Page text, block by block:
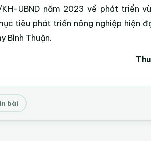
UBND năm 2023 về phát triển
tiêu phát triển nông nghiệp hiện
Bình Thuận.
bài